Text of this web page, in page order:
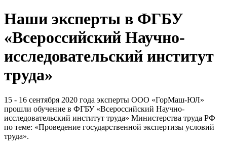
Наши эксперты в ФГБУ
«Всероссийский Научно-
исследовательский институт
труда»
15 - 16 сентября 2020 года эксперты ООО «ГорМаш-ЮЛ»
прошли обучение в ФГБУ «Всероссийский Научно-
исследовательский институт труда» Министерства труда РФ
по теме: «Проведение государственной экспертизы условий
труда».